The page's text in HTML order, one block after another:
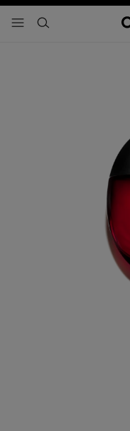
- navegación principal
buscar